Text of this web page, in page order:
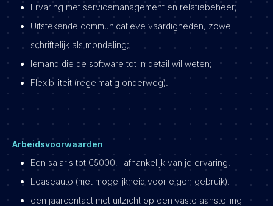
Ervaring met servicemanagement en relatiebeheer;
Uitstekende communicatieve vaardigheden, zowel
schriftelijk als mondeling;
Iemand die de software tot in detail wil weten;
Flexibiliteit (regelmatig onderweg).
Arbeidsvoorwaarden
Een salaris tot €5000,- afhankelijk van je ervaring.
Leaseauto (met mogelijkheid voor eigen gebruik).
een jaarcontact met uitzicht op een vaste aanstelling